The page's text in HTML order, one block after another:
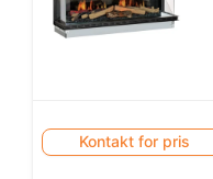
Kontakt for pris